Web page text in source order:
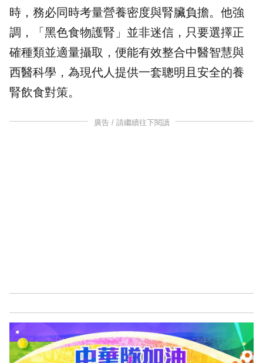
時，務必同時考量營養密度與腎臟負擔。他強
調，「黑色食物護腎」並非迷信，只要選擇正
確種類並適量攝取，便能有效整合中醫智慧與
西醫科學，為現代人提供一套聰明且安全的養
腎飲食對策。
廣告 / 請繼續往下閱讀